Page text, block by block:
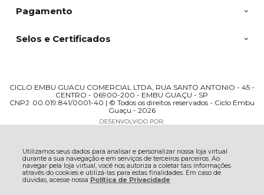
Utilizamos seus dados para analisar e personalizar nossa loja virtual
durante a sua navegação e em serviços de terceiros parceiros. Ao
navegar pela loja virtual, você nos autoriza a coletar tais informações
através do cookies e utilizá-las para estas finalidades. Em caso de
dúvidas, acesse nossa Política de Privacidade
Pagamento
Selos e Certificados
CICLO EMBU GUACU COMERCIAL LTDA, RUA SANTO ANTONIO - 45 -
CENTRO - 06900-200 - EMBU GUAÇU - SP
CNPJ: 00.019.841/0001-40 | © Todos os direitos reservados - Ciclo Embu
Guaçu - 2026